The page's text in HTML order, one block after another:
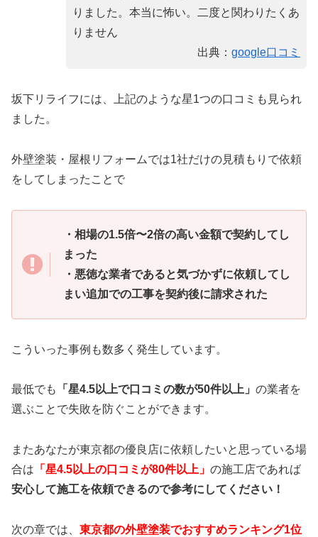
りました。本当に怖い。二度と関わりたくあ
りません
出典： google口コミ
坂下リライフには、上記のような星1つの口コミも見られ
ました。
外壁塗装・屋根リフォームでは1社だけの見積もりで依頼
をしてしまったことで
・相場の1.5倍〜2倍の高い金額で契約してし
まった
・悪徳な業者であると気づかずに依頼してし
まい追加での工事を契約後に請求された
こういった事例も数多く発生しています。
最低でも 「星4.5以上で口コミの数が50件以上」 の業者を
選ぶことで失敗を防ぐことができます。
またあなたが東京都の優良店に依頼したいと思っている場
合は 「星4.5以上の口コミが80件以上」 の施工店であれば
安心して施工を依頼できるので参考にしてください！
次の章では、 東京都の外壁塗装でおすすめランキング1位